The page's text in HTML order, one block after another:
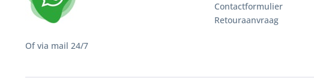
Of via mail 24/7
Contactformulier
Retouraanvraag